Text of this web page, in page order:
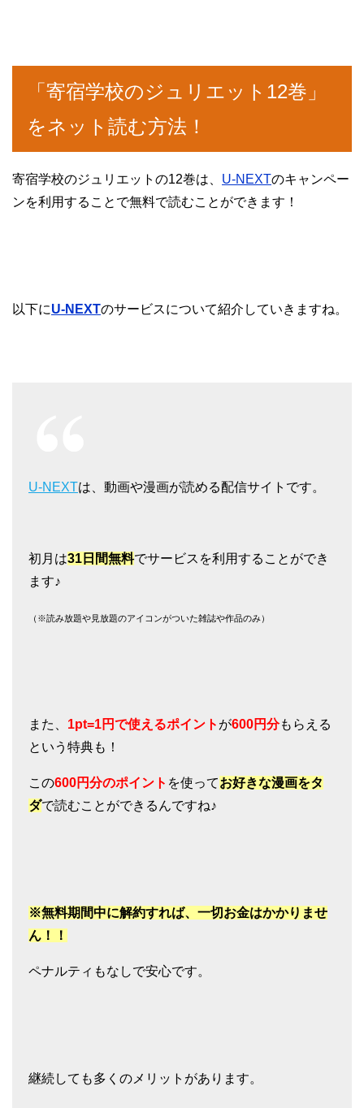
「寄宿学校のジュリエット12巻」
をネット読む方法！
寄宿学校のジュリエットの12巻は、 U-NEXTのキャンペー
ンを利用することで無料で読むことができます！
以下にU-NEXTのサービスについて紹介していきますね。
U-NEXTは、動画や漫画が読める配信サイトです。
初月は31日間無料でサービスを利用することができ
ます♪
（※読み放題や見放題のアイコンがついた雑誌や作品のみ）
また、 1pt=1円で使えるポイント が600円分もらえる
という特典も！
この600円分のポイント を使ってお好きな漫画をタ
ダで読むことができるんですね♪
※無料期間中に解約すれば、一切お金はかかりませ
ん！！
ペナルティもなしで安心です。
継続しても多くのメリットがあります。